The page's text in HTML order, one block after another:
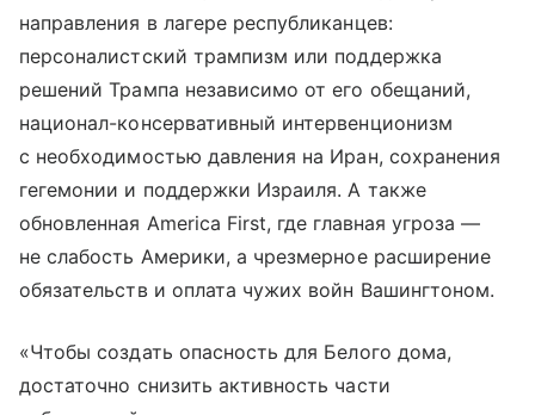
направления в лагере республиканцев:
персоналистский трампизм или поддержка
решений Трампа независимо от его обещаний,
национал-консервативный интервенционизм
с необходимостью давления на Иран, сохранения
гегемонии и поддержки Израиля. А также
обновленная America First, где главная угроза —
не слабость Америки, а чрезмерное расширение
обязательств и оплата чужих войн Вашингтоном.
«Чтобы создать опасность для Белого дома,
достаточно снизить активность части